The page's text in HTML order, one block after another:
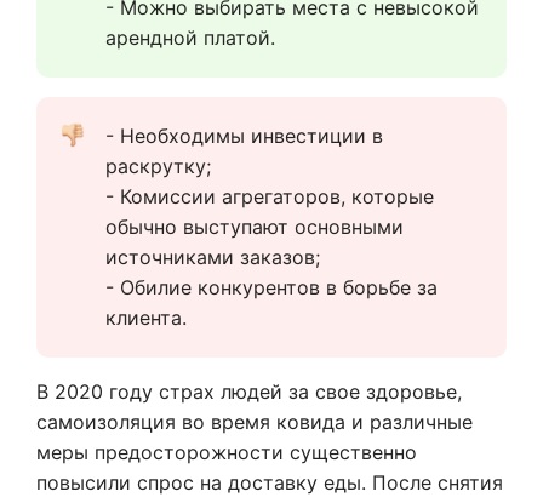
- Можно выбирать места с невысокой
арендной платой.
- Необходимы инвестиции в
раскрутку;
- Комиссии агрегаторов, которые
обычно выступают основными
источниками заказов;
- Обилие конкурентов в борьбе за
клиента.
В 2020 году страх людей за свое здоровье,
самоизоляция во время ковида и различные
меры предосторожности существенно
повысили спрос на доставку еды. После снятия